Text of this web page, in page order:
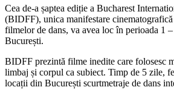
Cea de-a șaptea ediție a Bucharest
(BIDFF), unica manifestare
filmelor de dans, va avea loc în perioada 1
București.
BIDFF prezintă filme inedite care folosesc
limbaj și corpul ca subiect. Timp de 5 zile,
locații din București scurtmetraje de dans